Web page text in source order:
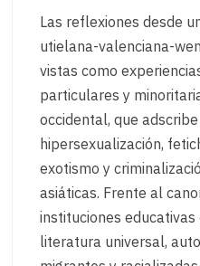
Las reflexiones desde
utielana-valenciana-
vistas como
particulares y
occidental, que
hipersexualización,
exotismo y
asiáticas. Frente al
instituciones
literatura universal,